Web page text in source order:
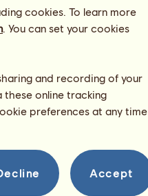
cookies. To learn more
. You can set your cookies
and recording of your
online tracking
preferences at any time
Accept